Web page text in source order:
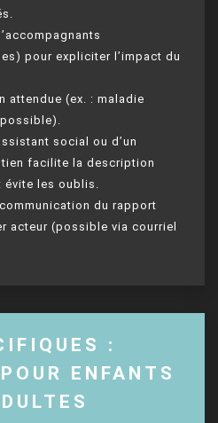
pour expliciter l’impact du
attendue (ex. : maladie
social ou d’un
facilite la description
les oublis.
du rapport
acteur (possible via courriel
:
ENFANTS